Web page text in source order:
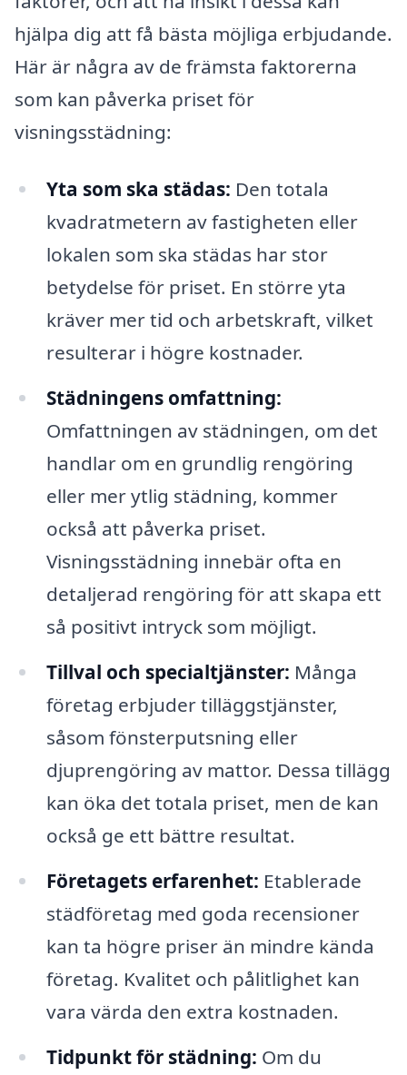
hjälpa dig att få bästa möjliga erbjudande.
Här är några av de främsta faktorerna
som kan påverka priset för
visningsstädning:
Yta som ska städas: Den totala
kvadratmetern av fastigheten eller
lokalen som ska städas har stor
betydelse för priset. En större yta
kräver mer tid och arbetskraft, vilket
resulterar i högre kostnader.
Städningens omfattning:
Omfattningen av städningen, om det
handlar om en grundlig rengöring
eller mer ytlig städning, kommer
också att påverka priset.
Visningsstädning innebär ofta en
detaljerad rengöring för att skapa ett
så positivt intryck som möjligt.
Tillval och specialtjänster: Många
företag erbjuder tilläggstjänster,
såsom fönsterputsning eller
djuprengöring av mattor. Dessa tillägg
kan öka det totala priset, men de kan
också ge ett bättre resultat.
Företagets erfarenhet: Etablerade
städföretag med goda recensioner
kan ta högre priser än mindre kända
företag. Kvalitet och pålitlighet kan
vara värda den extra kostnaden.
Tidpunkt för städning: Om du